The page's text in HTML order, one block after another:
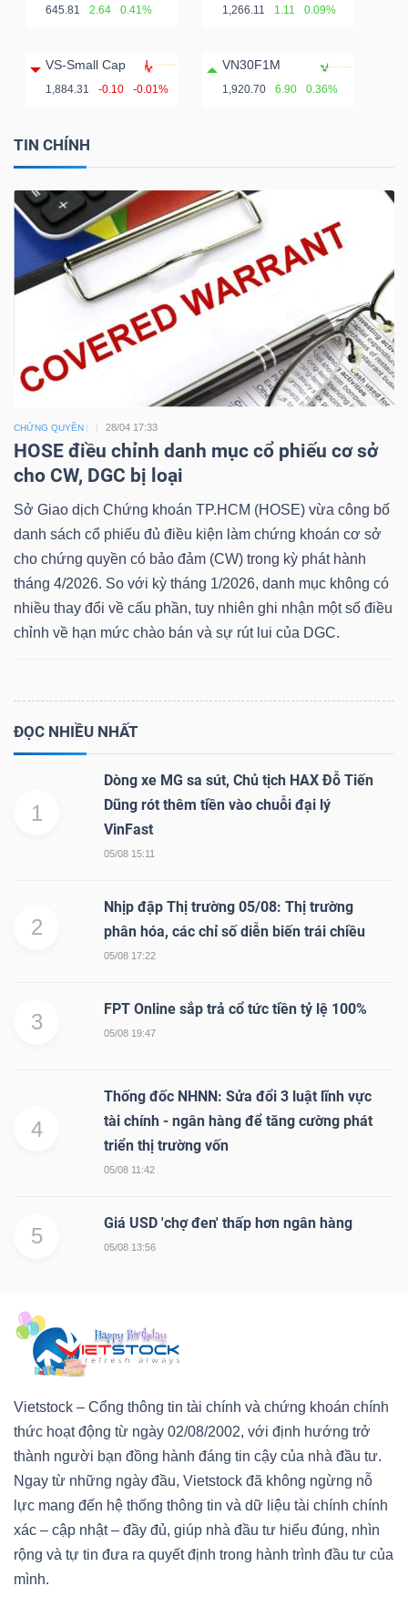
645.81 2.64 0.41% 1,266.11 1.11 0.09%
VS-Small Cap
1,884.31 -0.10 -0.01%
VN30F1M
1,920.70 6.90 0.36%
TIN CHÍNH
CHỨNG QUYỀN 28/04 17:33
HOSE điều chỉnh danh mục cổ phiếu cơ sở
cho CW, DGC bị loại
Sở Giao dịch Chứng khoán TP.HCM (HOSE) vừa công bố
danh sách cổ phiếu đủ điều kiện làm chứng khoán cơ sở
cho chứng quyền có bảo đảm (CW) trong kỳ phát hành
tháng 4/2026. So với kỳ tháng 1/2026, danh mục không có
nhiều thay đổi về cấu phần, tuy nhiên ghi nhận một số điều
chỉnh về hạn mức chào bán và sự rút lui của DGC.
ĐỌC NHIỀU NHẤT
1
Dòng xe MG sa sút, Chủ tịch HAX Đỗ Tiến
Dũng rót thêm tiền vào chuỗi đại lý
VinFast
05/08 15:11
2
Nhịp đập Thị trường 05/08: Thị trường
phân hóa, các chỉ số diễn biến trái chiều
05/08 17:22
3
FPT Online sắp trả cổ tức tiền tỷ lệ 100%
05/08 19:47
4
Thống đốc NHNN: Sửa đổi 3 luật lĩnh vực
tài chính - ngân hàng để tăng cường phát
triển thị trường vốn
05/08 11:42
5
Giá USD 'chợ đen' thấp hơn ngân hàng
05/08 13:56
Vietstock – Cổng thông tin tài chính và chứng khoán chính
thức hoạt động từ ngày 02/08/2002, với định hướng trở
thành người bạn đồng hành đáng tin cậy của nhà đầu tư.
Ngay từ những ngày đầu, Vietstock đã không ngừng nỗ
lực mang đến hệ thống thông tin và dữ liệu tài chính chính
xác – cập nhật – đầy đủ, giúp nhà đầu tư hiểu đúng, nhìn
rộng và tự tin đưa ra quyết định trong hành trình đầu tư của
mình.